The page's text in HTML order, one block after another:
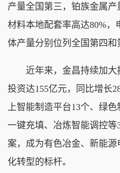
产量全国第三，铂族金属
材料本地配套率高达80%，
体产量分别位列全国第四和
近年来，金昌持续加大
投资达155亿元，同比增长
上智能制造平台13个、绿
一键充填、冶炼智能调控
案，成为有色冶金、新能
化转型的标杆。